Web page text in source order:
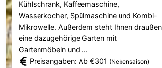
Kühlschrank, Kaffeemaschine,
Wasserkocher, Spülmaschine und Kombi-
Mikrowelle. Außerdem steht Ihnen draußen
eine dazugehörige Garten mit
Gartenmöbeln und ...
Preisangaben: Ab €301 (Nebensaison)